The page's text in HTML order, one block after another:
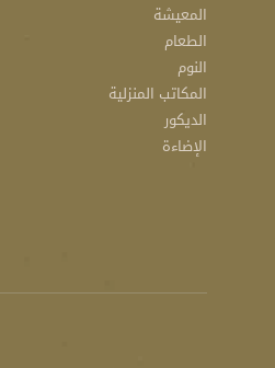
المعيشة
الطعام
النوم
المكاتب المنزلية
الديكور
الإضاءة